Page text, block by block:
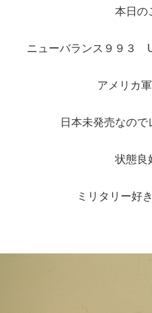
本日の
ニューバランス９９３
アメリカ
日本未発売なので
状態良
ミリタリー好